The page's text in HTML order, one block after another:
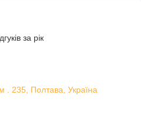
за рік
. 235, Полтава, Україна